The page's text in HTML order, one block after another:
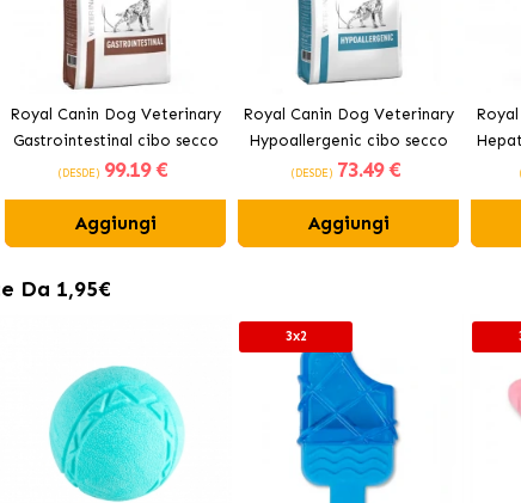
Royal Canin Dog Veterinary
Gastrointestinal cibo secco
per cani adulti
(DESDE) 99.19 €
Aggiungi
Royal Canin Dog Veterinary
Hypoallergenic cibo secco
per cani adulti
(DESDE) 73.49 €
Aggiungi
Da 1,95€
3x2